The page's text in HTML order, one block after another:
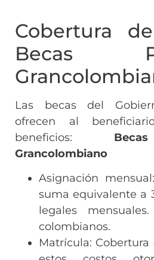
Cobertura
Becas
Las becas del
ofrecen al
beneficios:
Grancolombiano
Asignación
suma equivalente a
legales
colombianos.
Matrícula: Cobertura